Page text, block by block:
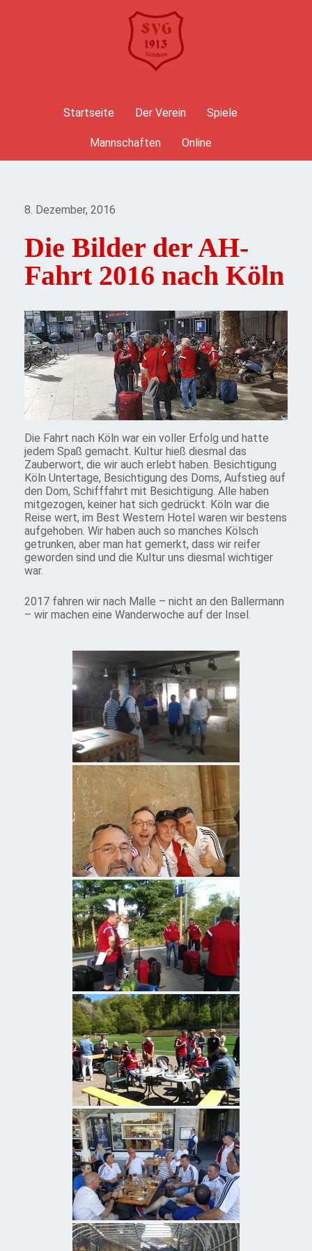
Startseite Der Verein Spiele
Mannschaften Online
8. Dezember, 2016
Die Bilder der AH-
Fahrt 2016 nach Köln
Die Fahrt nach Köln war ein voller Erfolg und hatte
jedem Spaß gemacht. Kultur hieß diesmal das
Zauberwort, die wir auch erlebt haben. Besichtigung
Köln Untertage, Besichtigung des Doms, Aufstieg auf
den Dom, Schifffahrt mit Besichtigung. Alle haben
mitgezogen, keiner hat sich gedrückt. Köln war die
Reise wert, im Best Western Hotel waren wir bestens
aufgehoben. Wir haben auch so manches Kölsch
getrunken, aber man hat gemerkt, dass wir reifer
geworden sind und die Kultur uns diesmal wichtiger
war.
2017 fahren wir nach Malle – nicht an den Ballermann
– wir machen eine Wanderwoche auf der Insel.